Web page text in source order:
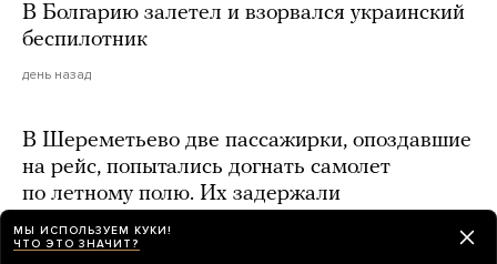
В Болгарию залетел и взорвался украинский
беспилотник
день назад
В Шереметьево две пассажирки, опоздавшие
на рейс, попытались догнать самолет
по летному полю. Их задержали
день назад
МЫ ИСПОЛЬЗУЕМ КУКИ!
ЧТО ЭТО ЗНАЧИТ?